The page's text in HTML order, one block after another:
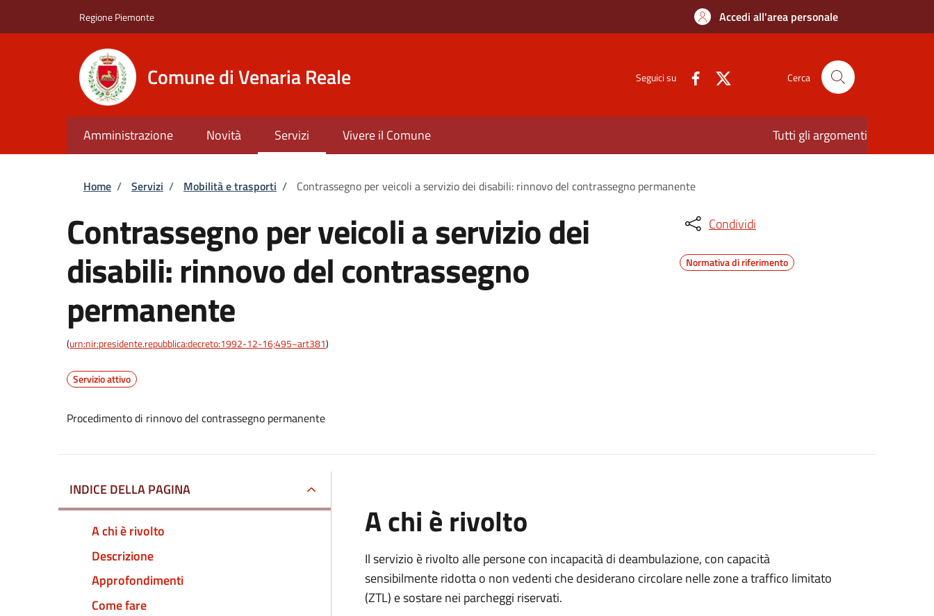
Regione Piemonte Accedi all'area personale
Comune di Venaria Reale Seguici su Cerca
Amministrazione Novità Servizi Vivere il Comune Tutti gli argomenti
Briciole di pane
Home / Servizi / Mobilità e trasporti / Contrassegno per veicoli a servizio dei disabili: rinnovo del contrassegno permanente
Contrassegno per veicoli a servizio dei
disabili: rinnovo del contrassegno
permanente
(urn:nir:presidente.repubblica:decreto:1992-12-16;495~art381)
Servizio attivo
Procedimento di rinnovo del contrassegno permanente
Condividi
Normativa di riferimento
INDICE DELLA PAGINA
A chi è rivolto
Descrizione
Approfondimenti
Come fare
A chi è rivolto
Il servizio è rivolto alle persone con incapacità di deambulazione, con capacità
sensibilmente ridotta o non vedenti che desiderano circolare nelle zone a traffico limitato
(ZTL) e sostare nei parcheggi riservati.